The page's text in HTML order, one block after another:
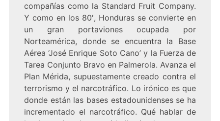
compañías como la Standard Fruit Company.
Y como en los 80′, Honduras se convierte en
un gran portaviones ocupada por
Norteamérica, donde se encuentra la Base
Aérea ‘José Enrique Soto Cano’ y la Fuerza de
Tarea Conjunto Bravo en Palmerola. Avanza el
Plan Mérida, supuestamente creado contra el
terrorismo y el narcotráfico. Lo irónico es que
donde están las bases estadounidenses se ha
incrementado el narcotráfico. Qué hablar de